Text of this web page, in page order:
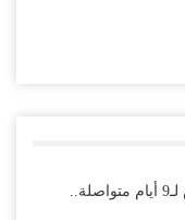
ما السر وراء اهتزاز الأرض لـ9 أيام متواصلة..